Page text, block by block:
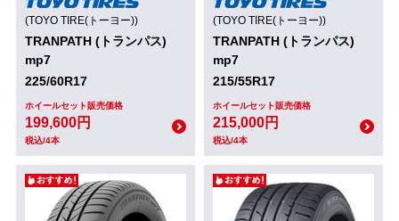
(TOYO TIRE(トーヨー))
TRANPATH (トランパス)
mp7
225/60R17
ホイールセット販売価格
199,600円
税込/4本
(TOYO TIRE(トーヨー))
TRANPATH (トランパス)
mp7
215/55R17
ホイールセット販売価格
215,000円
税込/4本